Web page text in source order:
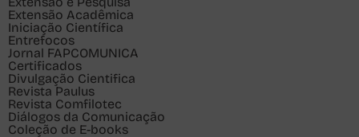
Extensão Acadêmica
Iniciação Científica
Entrefocos
Jornal FAPCOMUNICA
Certificados
Divulgação Cientifica
Revista Paulus
Revista Comfilotec
Diálogos da Comunicação
Coleção de E-books